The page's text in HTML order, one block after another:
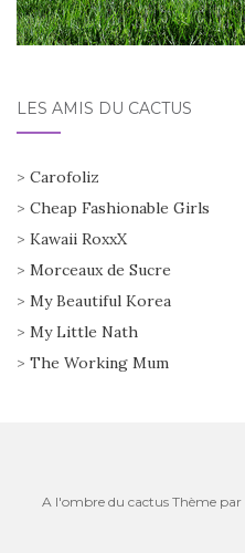
LES AMIS DU CACTUS
> Carofoliz
> Cheap Fashionable Girls
> Kawaii RoxxX
> Morceaux de Sucre
> My Beautiful Korea
> My Little Nath
> The Working Mum
A l'ombre du cactus Thème par